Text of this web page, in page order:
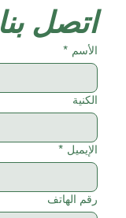
اتصل بنا
الأسم *
الكنية
الإيميل *
رقم الهاتف